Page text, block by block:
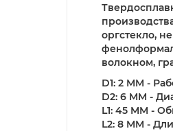
оргстекло,
волокном,
D1: 2 MM -
D2: 6 MM -
L1: 45 MM -
L2: 8 MM -